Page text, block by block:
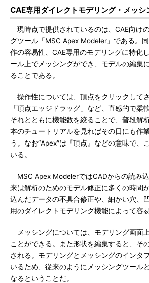
CAE専用ダイレクトモデリング・メッシ
現時点で提供されているのは、CAE向け
グツール「MSC Apex Modeler」である。
作の容易性、CAE専用のモデリングに特化
ール上でメッシングができ、モデルの編集
ることである。
操作性については、頂点をクリックして
「頂点エッジドラッグ」など、直感的で柔
それとともに機能数を絞ることで、普段解
本のチュートリアルを見ればその日にも作
う。なお“Apex”は『頂点』などの意味で、
いる。
MSC Apex ModelerではCADからの読み
来は解析のためのモデル修正に多くの時間
込んだデータの不具合修正や、細かい穴、
用のダイレクトモデリング機能によって容
メッシングについては、モデリング画面
ことができる。また形状を編集すると、そ
される。モデリングとメッシングのインタ
いるため、従来のようにメッシングツール
なるということだ。